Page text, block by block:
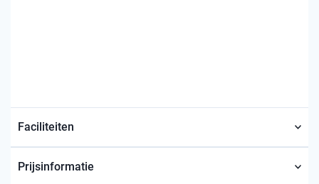
Faciliteiten
Prijsinformatie